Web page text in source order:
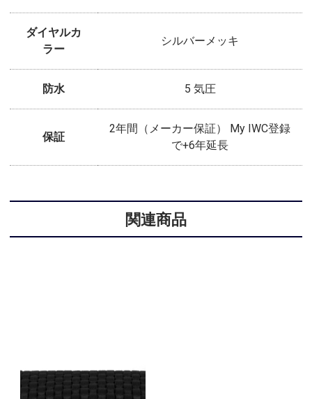
ダイヤルカ
ラー
シルバーメッキ
防水 5 気圧
保証
2年間（メーカー保証） My IWC登録
で+6年延長
関連商品